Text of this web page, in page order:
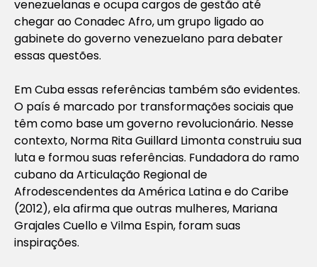
venezuelanas e ocupa cargos de gestão até
chegar ao Conadec Afro, um grupo ligado ao
gabinete do governo venezuelano para debater
essas questões.
Em Cuba essas referências também são evidentes.
O país é marcado por transformações sociais que
têm como base um governo revolucionário. Nesse
contexto, Norma Rita Guillard Limonta construiu sua
luta e formou suas referências. Fundadora do ramo
cubano da Articulação Regional de
Afrodescendentes da América Latina e do Caribe
(2012), ela afirma que outras mulheres, Mariana
Grajales Cuello e Vilma Espin, foram suas
inspirações.